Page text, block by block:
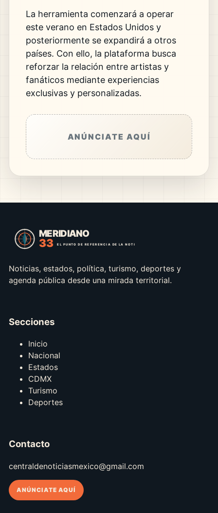
La herramienta comenzará a operar
este verano en Estados Unidos y
posteriormente se expandirá a otros
países. Con ello, la plataforma busca
reforzar la relación entre artistas y
fanáticos mediante experiencias
exclusivas y personalizadas.
ANÚNCIATE AQUÍ
Noticias, estados, política, turismo, deportes y
agenda pública desde una mirada territorial.
Secciones
Inicio
Nacional
Estados
CDMX
Turismo
Deportes
Contacto
centraldenoticiasmexico@gmail.com
ANÚNCIATE AQUÍ